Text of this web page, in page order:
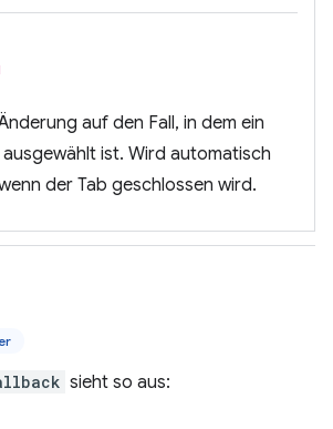
auf den Fall, in dem ein
ist. Wird automatisch
der Tab geschlossen wird.
sieht so aus: